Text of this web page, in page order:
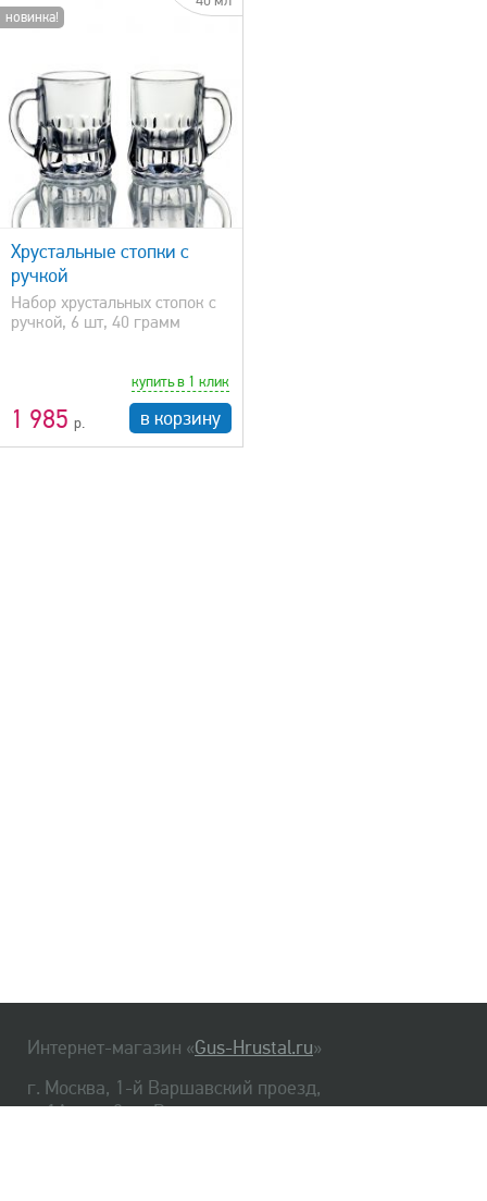
новинка!
Хрустальные стопки с
ручкой
Набор хрустальных стопок с
ручкой, 6 шт, 40 грамм
1 985
купить в 1 клик
в корзину
Интернет-магазин «Gus-Hrustal.ru»
г. Москва, 1-й Варшавский проезд,
д. 1А, стр. 3, м. Варшавская